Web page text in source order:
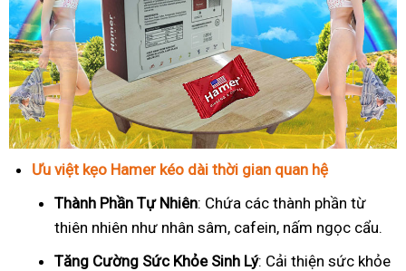
Ưu việt kẹo Hamer kéo dài thời gian quan hệ
Thành Phần Tự Nhiên: Chứa các thành phần từ
thiên nhiên như nhân sâm, cafein, nấm ngọc cẩu.
Tăng Cường Sức Khỏe Sinh Lý: Cải thiện sức khỏe